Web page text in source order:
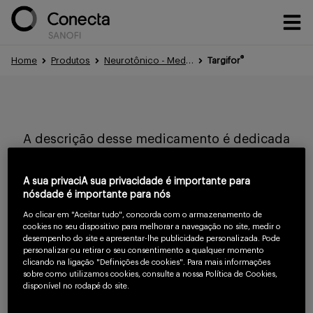
Eventos
Portfólio
Home Produtos Neurotônico - Medicamentos - Sanofi Conecta Targifor®
A descrição desse medicamento é dedicada
Evite a automedicação, procure um médico.
Para continuar
lendo confirme
que você é um
A sua privaciA sua privacidade é importante para
nósdade é importante para nós
Ao clicar em "Aceitar tudo", concorda com o armazenamento de
cookies no seu dispositivo para melhorar a navegação no site, medir o
desempenho do site e apresentar-lhe publicidade personalizada. Pode
personalizar ou retirar o seu consentimento a qualquer momento
clicando na ligação "Definições de cookies". Para mais informações
sobre como utilizamos cookies, consulte a nossa Política de Cookies,
disponível no rodapé do site.